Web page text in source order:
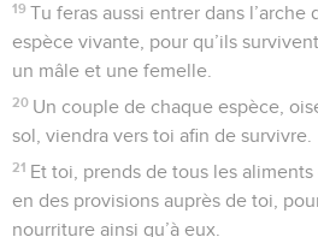
19 Tu feras aussi entrer dans
espèce vivante, pour qu’ils
un mâle et une femelle.
20 Un couple de chaque espèce,
sol, viendra vers toi afin de survivre.
21 Et toi, prends de tous les
en des provisions auprès de toi,
nourriture ainsi qu’à eux.